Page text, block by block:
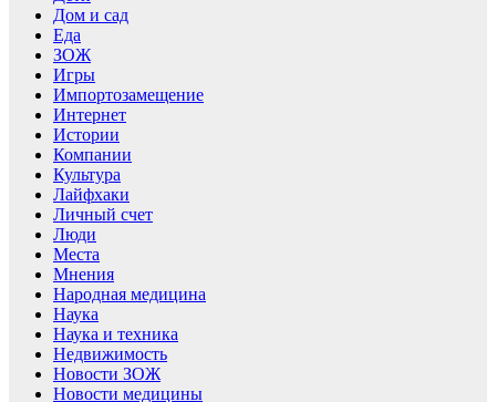
Дом и сад
Еда
ЗОЖ
Игры
Импортозамещение
Интернет
Истории
Компании
Культура
Лайфхаки
Личный счет
Люди
Места
Мнения
Народная медицина
Наука
Наука и техника
Недвижимость
Новости ЗОЖ
Новости медицины